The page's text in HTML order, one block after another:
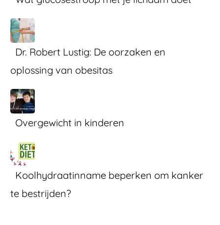
Dr. Robert Lustig: De oorzaken en
oplossing van obesitas
Overgewicht in kinderen
Koolhydraatinname beperken om kanker
te bestrijden?